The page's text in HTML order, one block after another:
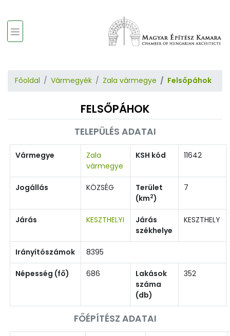
Főoldal Vármegyék Zala vármegye Felsőpáhok
FELSŐPÁHOK
TELEPÜLÉS ADATAI
Vármegye
Zala
vármegye
KSH kód 11642
Jogállás KÖZSÉG
Terület
(km2)
7
Járás KESZTHELYI
Járás
székhelye
KESZTHELY
Irányítószámok 8395
Népesség (fő) 686
Lakások
száma
(db)
352
FŐÉPÍTÉSZ ADATAI